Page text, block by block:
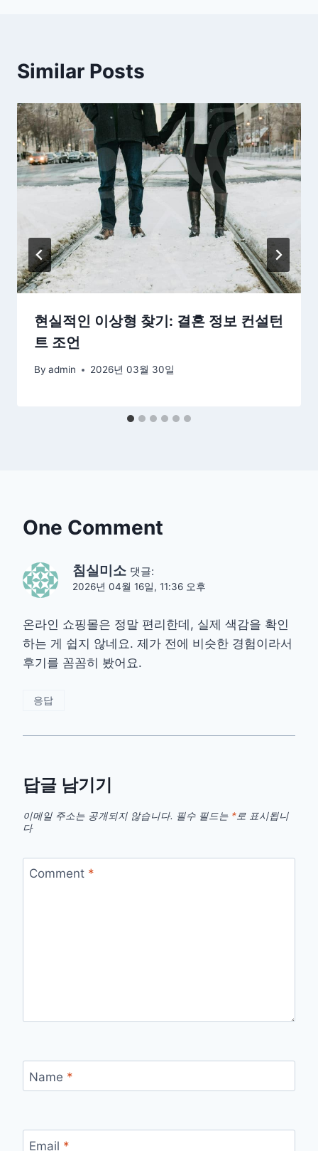
Similar Posts
현실적인 이상형 찾기: 결혼 정보 컨설턴
트 조언
By admin 2026년 03월 30일
One Comment
침실미소 댓글:
2026년 04월 16일, 11:36 오후
온라인 쇼핑몰은 정말 편리한데, 실제 색감을 확인
하는 게 쉽지 않네요. 제가 전에 비슷한 경험이라서
후기를 꼼꼼히 봤어요.
응답
답글 남기기
이메일 주소는 공개되지 않습니다. 필수 필드는 *로 표시됩니
다
Comment *
Name *
Email *